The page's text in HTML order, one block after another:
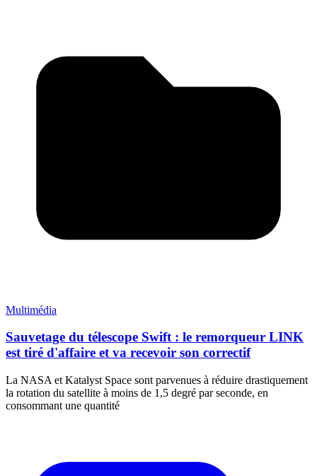
Multimédia
Sauvetage du télescope Swift : le remorqueur LINK
est tiré d'affaire et va recevoir son correctif
La NASA et Katalyst Space sont parvenues à réduire drastiquement
la rotation du satellite à moins de 1,5 degré par seconde, en
consommant une quantité